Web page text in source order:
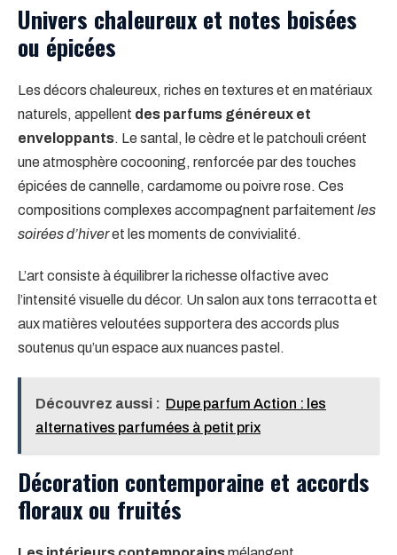
Univers chaleureux et notes boisées
ou épicées
Les décors chaleureux, riches en textures et en matériaux
naturels, appellent des parfums généreux et
enveloppants. Le santal, le cèdre et le patchouli créent
une atmosphère cocooning, renforcée par des touches
épicées de cannelle, cardamome ou poivre rose. Ces
compositions complexes accompagnent parfaitement les
soirées d’hiveret les moments de convivialité.
L’art consiste à équilibrer la richesse olfactive avec
l’intensité visuelle du décor. Un salon aux tons terracotta et
aux matières veloutées supportera des accords plus
soutenus qu’un espace aux nuances pastel.
Découvrez aussi : Dupe parfum Action : les
alternatives parfumées à petit prix
Décoration contemporaine et accords
floraux ou fruités